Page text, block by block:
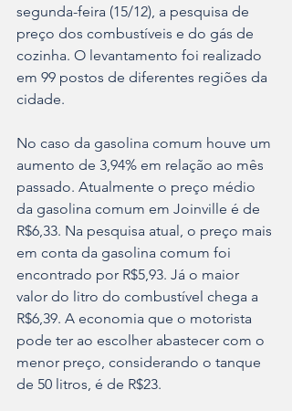
segunda-feira (15/12), a pesquisa de
preço dos combustíveis e do gás de
cozinha. O levantamento foi realizado
em 99 postos de diferentes regiões da
cidade.
No caso da gasolina comum houve um
aumento de 3,94% em relação ao mês
passado. Atualmente o preço médio
da gasolina comum em Joinville é de
R$6,33. Na pesquisa atual, o preço mais
em conta da gasolina comum foi
encontrado por R$5,93. Já o maior
valor do litro do combustível chega a
R$6,39. A economia que o motorista
pode ter ao escolher abastecer com o
menor preço, considerando o tanque
de 50 litros, é de R$23.